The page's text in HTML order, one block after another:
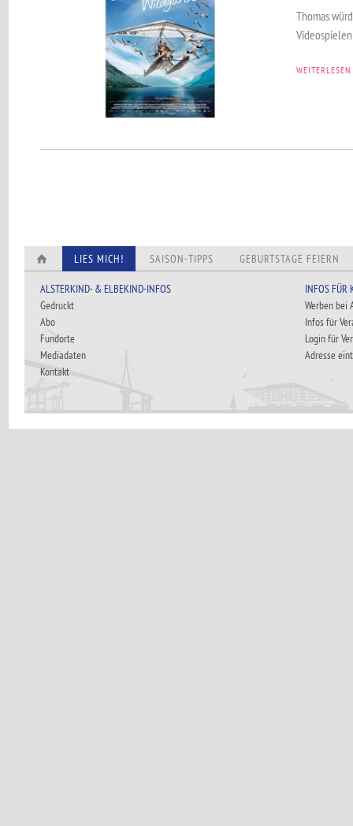
Thomas
WEITERLESEN
LIES MICH! SAISON-TIPPS GEBURTSTAGE FEIERN
ALSTERKIND- & ELBEKIND-INFOS
Gedruckt
Abo
Fundorte
Mediadaten
Kontakt
INFOS FÜR
Werben bei
Infos für
Login für
Adresse